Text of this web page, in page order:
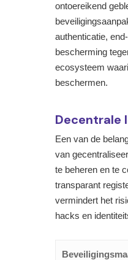
ontoereikend
authenticatie,
bescherming
ecosysteem
beschermen.
Decentrale
Een van de
van
te beheren en te
transparant
vermindert het
hacks en